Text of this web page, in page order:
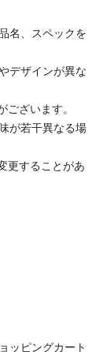
名、スペックを
デザインが異な
ざいます。
が若干異なる場
更することがあ
ッピングカート